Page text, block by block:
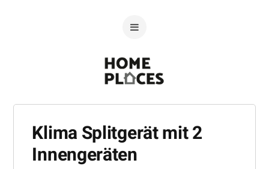
Klima Splitgerät mit 2
Innengeräten